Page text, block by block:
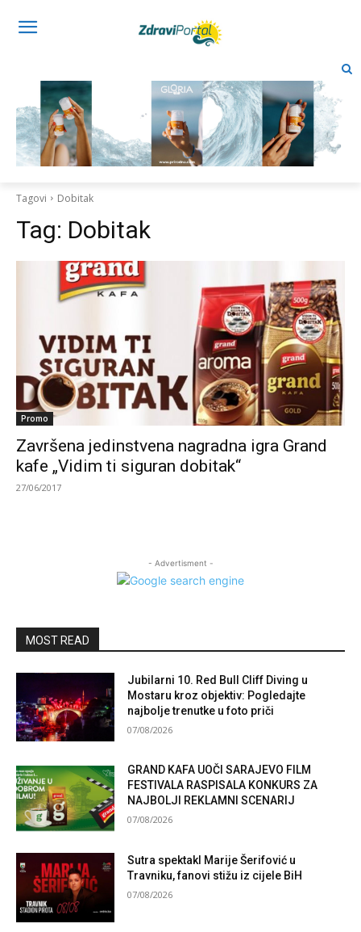
Tagovi Dobitak
Tag: Dobitak
Promo
Završena jedinstvena nagradna igra Grand
kafe „Vidim ti siguran dobitak“
27/06/2017
- Advertisment -
MOST READ
Jubilarni 10. Red Bull Cliff Diving u
Mostaru kroz objektiv: Pogledajte
najbolje trenutke u foto priči
07/08/2026
GRAND KAFA UOČI SARAJEVO FILM
FESTIVALA RASPISALA KONKURS ZA
NAJBOLJI REKLAMNI SCENARIJ
07/08/2026
Sutra spektakl Marije Šerifović u
Travniku, fanovi stižu iz cijele BiH
07/08/2026